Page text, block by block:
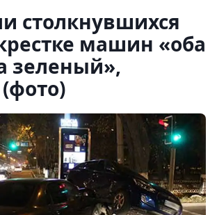
столкнувшихся
машин «оба
зеленый»,